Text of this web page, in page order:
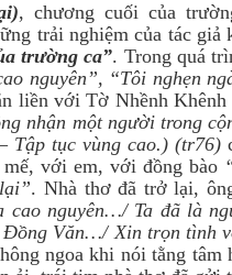
, chương cuối của
trải nghiệm của tác giả
trường ca”. Trong quá
nguyên”, “Tôi nghẹn
liền với Tờ Nhềnh Khênh
nhận một người trong
Tập tục vùng cao.) (tr76)
với em, với đồng bào
. Nhà thơ đã trở lại,
cao nguyên…/ Ta đã là
Văn…/ Xin trọn tình
ngoa khi nói tằng tâm